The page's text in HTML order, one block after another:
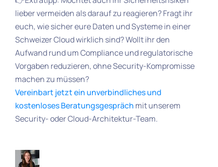
lieber vermeiden als darauf zu reagieren? Fragt ihr
euch, wie sicher eure Daten und Systeme in einer
Schweizer Cloud wirklich sind? Wollt ihr den
Aufwand rund um Compliance und regulatorische
Vorgaben reduzieren, ohne Security-Kompromisse
machen zu müssen?
Vereinbart jetzt ein unverbindliches und
kostenloses Beratungsgespräch mit unserem
Security- oder Cloud-Architektur-Team.